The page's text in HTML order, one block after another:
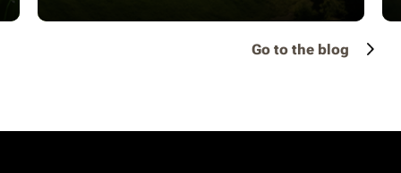
Go to the blog